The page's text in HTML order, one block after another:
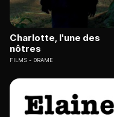
Charlotte, l'une des
nôtres
FILMS DRAME